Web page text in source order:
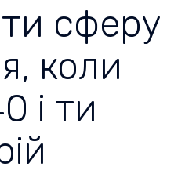
сферу
коли
і ти